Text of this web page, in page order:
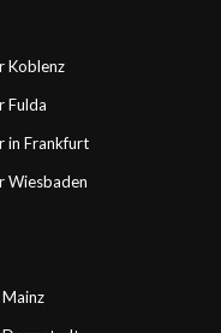
Koblenz
Fulda
in Frankfurt
Wiesbaden